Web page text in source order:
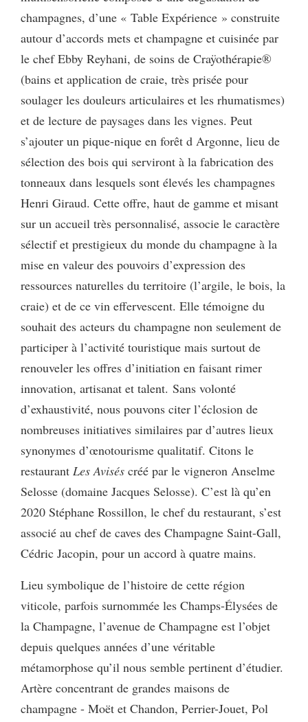
champagnes, d’une « Table Expérience » construite
autour d’accords mets et champagne et cuisinée par
le chef Ebby Reyhani, de soins de Craÿothérapie®
(bains et application de craie, très prisée pour
soulager les douleurs articulaires et les rhumatismes)
et de lecture de paysages dans les vignes. Peut
s’ajouter un pique-nique en forêt d Argonne, lieu de
sélection des bois qui serviront à la fabrication des
tonneaux dans lesquels sont élevés les champagnes
Henri Giraud. Cette offre, haut de gamme et misant
sur un accueil très personnalisé, associe le caractère
sélectif et prestigieux du monde du champagne à la
mise en valeur des pouvoirs d’expression des
ressources naturelles du territoire (l’argile, le bois, la
craie) et de ce vin effervescent. Elle témoigne du
souhait des acteurs du champagne non seulement de
participer à l’activité touristique mais surtout de
renouveler les offres d’initiation en faisant rimer
innovation, artisanat et talent. Sans volonté
d’exhaustivité, nous pouvons citer l’éclosion de
nombreuses initiatives similaires par d’autres lieux
synonymes d’œnotourisme qualitatif. Citons le
restaurant Les Avisés créé par le vigneron Anselme
Selosse (domaine Jacques Selosse). C’est là qu’en
2020 Stéphane Rossillon, le chef du restaurant, s’est
associé au chef de caves des Champagne Saint-Gall,
Cédric Jacopin, pour un accord à quatre mains.
Lieu symbolique de l’histoire de cette région
viticole, parfois surnommée les Champs-Élysées de
la Champagne, l’avenue de Champagne est l’objet
depuis quelques années d’une véritable
métamorphose qu’il nous semble pertinent d’étudier.
Artère concentrant de grandes maisons de
champagne - Moët et Chandon, Perrier-Jouet, Pol